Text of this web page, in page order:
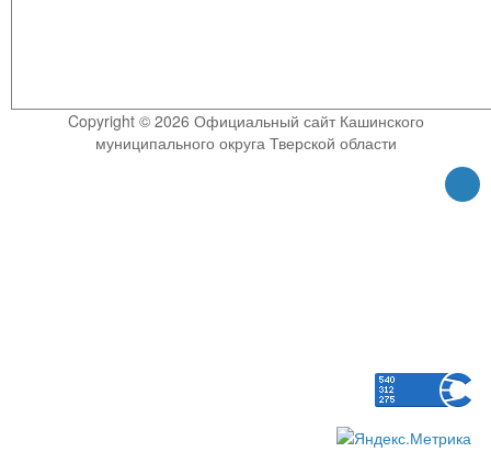
Copyright © 2026 Официальный сайт Кашинского
муниципального округа Тверской области